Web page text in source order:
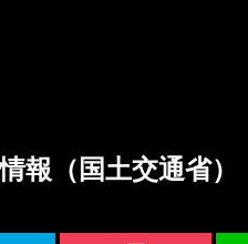
報（国土交通省）